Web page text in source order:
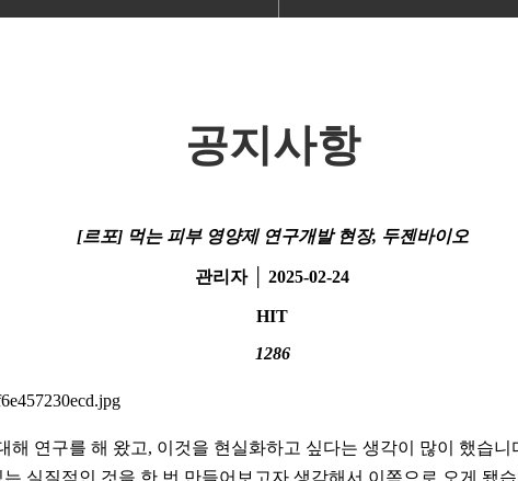
공지사항
[르포] 먹는 피부 영양제 연구개발 현장, 두젠바이오
관리자 │ 2025-02-24
HIT
1286
해 연구를 해 왔고, 이것을 현실화하고 싶다는 생각이 많이 했습